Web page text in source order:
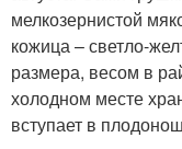
мелкозернистой
кожица – светло-
размера, весом в
холодном месте
вступает в